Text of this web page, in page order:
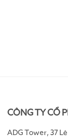
CÔNG TY CỔ
ADG Tower, 37